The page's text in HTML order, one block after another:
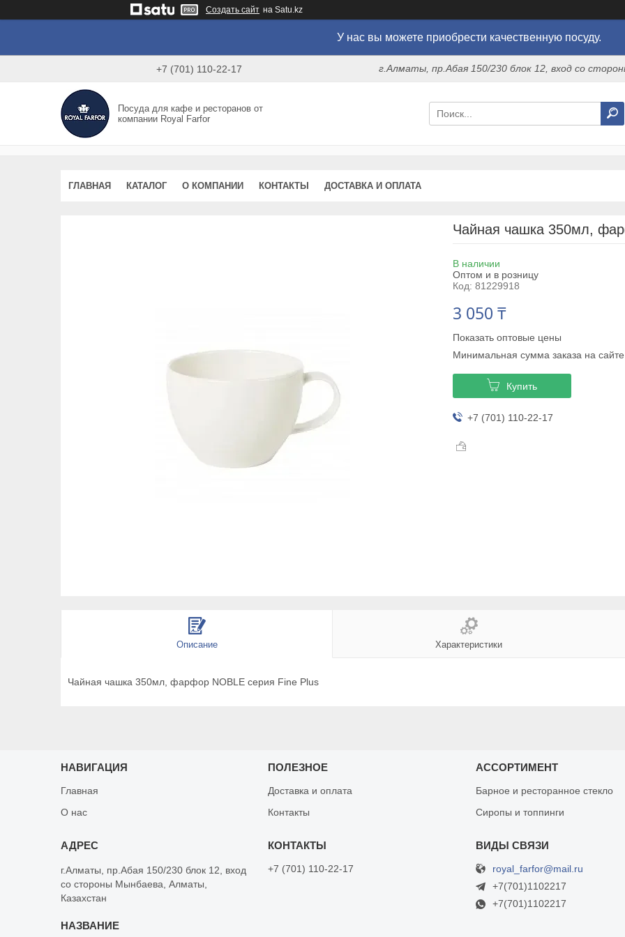
Создать сайт на Satu.kz
У нас вы можете приобрести качественную посуду.
+7 (701) 110-22-17 г.Алматы, пр.Абая 150/230 блок 12, вход со
Посуда для кафе и ресторанов от
компании Royal Farfor
ГЛАВНАЯ КАТАЛОГ О КОМПАНИИ КОНТАКТЫ ДОСТАВКА И ОПЛАТА
Чайная чашка 350мл,
В наличии
Оптом и в розницу
Код: 81229918
3 050 ₸
Показать оптовые цены
Минимальная сумма заказа на
Купить
+7 (701) 110-22-17
Описание Характеристики
Чайная чашка 350мл, фарфор NOBLE серия Fine Plus
НАВИГАЦИЯ
Главная
О нас
ПОЛЕЗНОЕ
Доставка и оплата
Контакты
АССОРТИМЕНТ
Барное и ресторанное стекло
Сиропы и топпинги
г.Алматы, пр.Абая 150/230 блок 12, вход
со стороны Мынбаева, Алматы,
Казахстан
+7 (701) 110-22-17
royal_farfor@mail.ru
+7(701)1102217
+7(701)1102217